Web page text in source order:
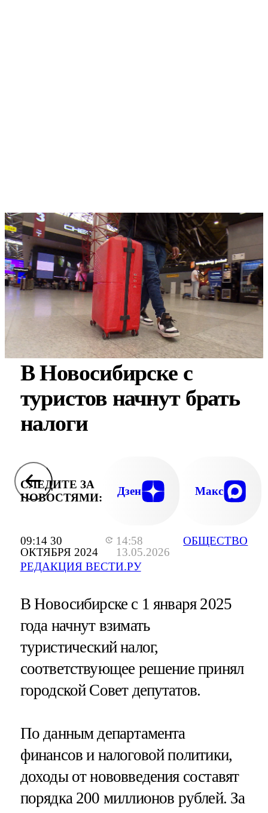
09:14 30
ОКТЯБРЯ 2024
14:58
13.05.2026
РЕДАКЦИЯ ВЕСТИ.РУ
ОБЩЕСТВО
В Новосибирске с
туристов начнут брать
налоги
СЛЕДИТЕ ЗА
НОВОСТЯМИ:
Дзен Макс
В Новосибирске с 1 января 2025
года начнут взимать
туристический налог,
соответствующее решение принял
городской Совет депутатов.
По данным департамента
финансов и налоговой политики,
доходы от нововведения составят
порядка 200 миллионов рублей. За